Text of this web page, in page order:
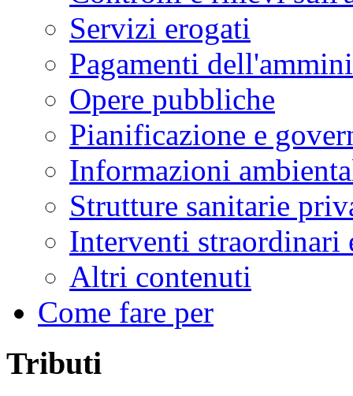
Servizi erogati
Pagamenti
Opere pubbliche
Pianificazione e
Informazioni
Strutture sanitarie
Interventi straordinari
Altri contenuti
Come fare per
Tributi